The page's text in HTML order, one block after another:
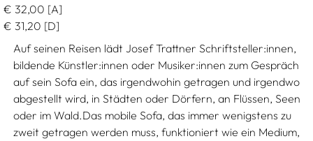
€ 32,00 [A]
€ 31,20 [D]
Auf seinen Reisen lädt Josef Trattner Schriftsteller:innen,
bildende Künstler:innen oder Musiker:innen zum Gespräch
auf sein Sofa ein, das irgendwohin getragen und irgendwo
abgestellt wird, in Städten oder Dörfern, an Flüssen, Seen
oder im Wald.Das mobile Sofa, das immer wenigstens zu
zweit getragen werden muss, funktioniert wie ein Medium,